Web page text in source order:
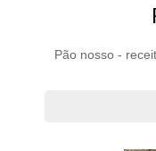
Pão nosso -